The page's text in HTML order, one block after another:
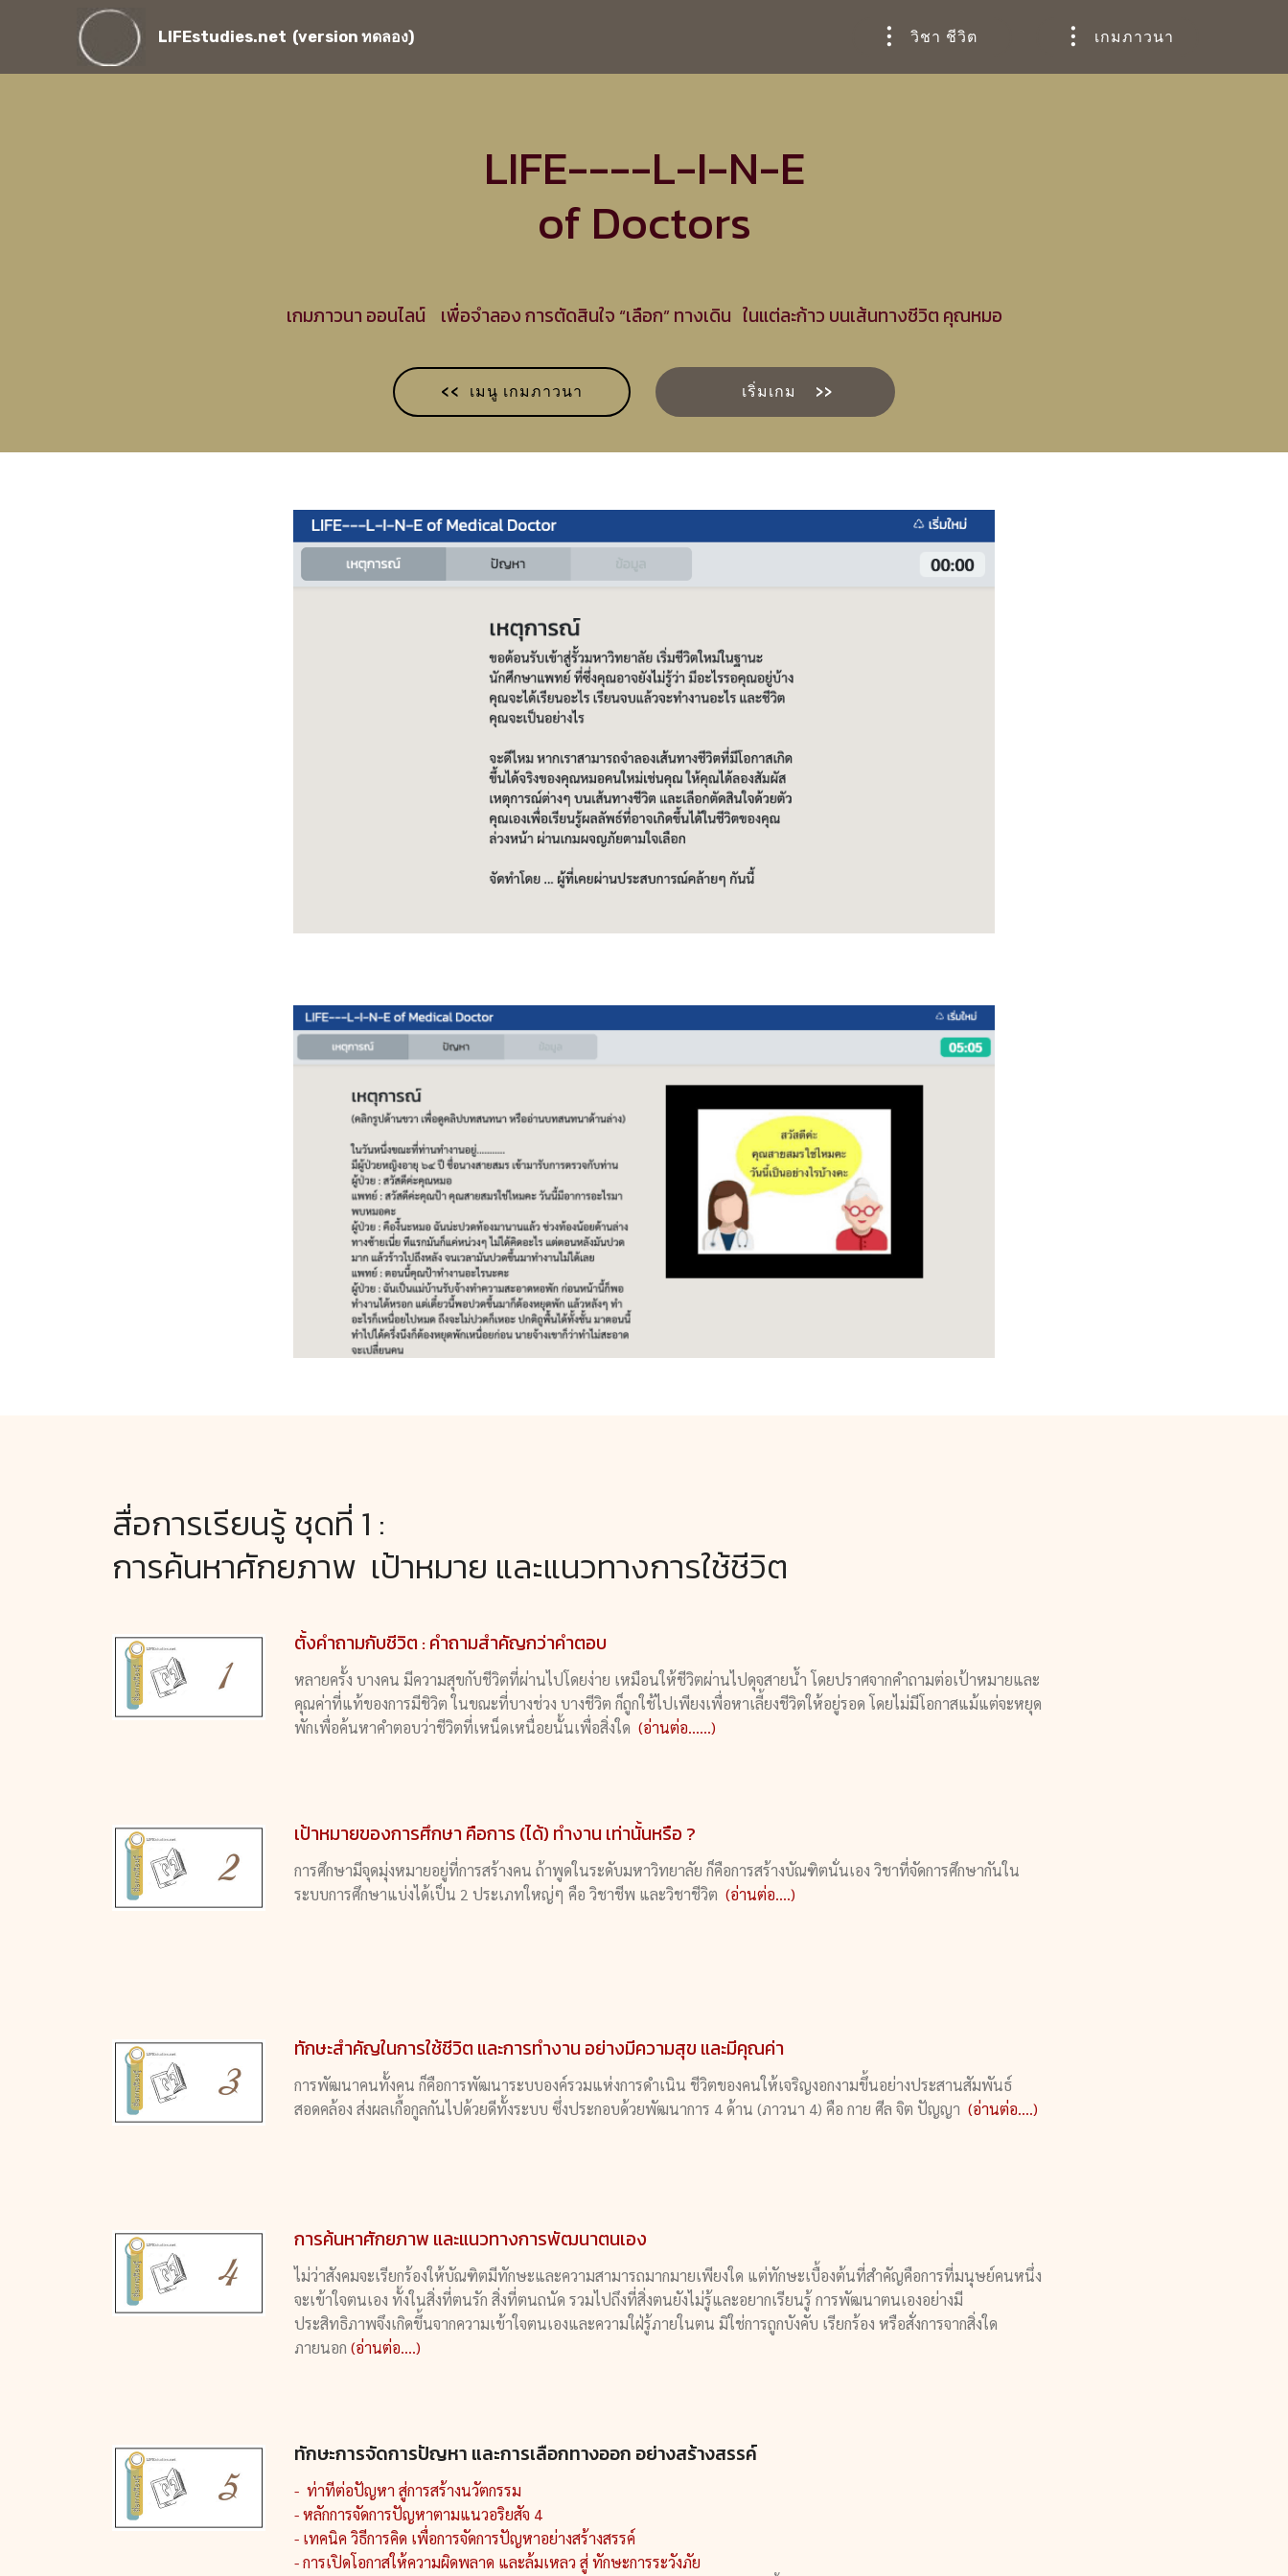
LIFEstudies.net (version ทดลอง) วิชา ชีวิต เกมภาวนา
LIFE----L-I-N-E
of Doctors
เกมภาวนา ออนไลน์ เพื่อจำลอง การตัดสินใจ “เลือก” ทางเดิน ในแต่ละก้าว บนเส้นทางชีวิต คุณหมอ
<< เมนู เกมภาวนา เริ่มเกม >>
สื่อการเรียนรู้ ชุดที่ 1 :
การค้นหาศักยภาพ เป้าหมาย และแนวทางการใช้ชีวิต
ตั้งคำถามกับชีวิต : คำถามสำคัญกว่าคำตอบ
หลายครั้ง บางคน มีความสุขกับชีวิตที่ผ่านไปโดยง่าย เหมือนให้ชีวิตผ่านไปดุจสายน้ำ โดยปราศจากคำถามต่อเป้าหมายและ
คุณค่าที่แท้ของการมีชิวิต ในขณะที่บางช่วง บางชีวิต ก็ถูกใช้ไปเพียงเพื่อหาเลี้ยงชีวิตให้อยู่รอด โดยไม่มีโอกาสแม้แต่จะหยุด
พักเพื่อค้นหาคำตอบว่าชีวิตที่เหน็ดเหนื่อยนั้นเพื่อสิ่งใด (อ่านต่อ......)
เป้าหมายของการศึกษา คือการ (ได้) ทำงาน เท่านั้นหรือ ?
การศึกษามีจุดมุ่งหมายอยู่ที่การสร้างคน ถ้าพูดในระดับมหาวิทยาลัย ก็คือการสร้างบัณฑิตนั่นเอง วิชาที่จัดการศึกษากันใน
ระบบการศึกษาแบ่งได้เป็น 2 ประเภทใหญ่ๆ คือ วิชาชีพ และวิชาชีวิต (อ่านต่อ....)
ทักษะสำคัญในการใช้ชีวิต และการทำงาน อย่างมีความสุข และมีคุณค่า
การพัฒนาคนทั้งคน ก็คือการพัฒนาระบบองค์รวมแห่งการดำเนิน ชีวิตของคนให้เจริญงอกงามขึ้นอย่างประสานสัมพันธ์
สอดคล้อง ส่งผลเกื้อกูลกันไปด้วยดีทั้งระบบ ซึ่งประกอบด้วยพัฒนาการ 4 ด้าน (ภาวนา 4) คือ กาย ศีล จิต ปัญญา (อ่านต่อ....)
การค้นหาศักยภาพ และแนวทางการพัฒนาตนเอง
ไม่ว่าสังคมจะเรียกร้องให้บัณฑิตมีทักษะและความสามารถมากมายเพียงใด แต่ทักษะเบื้องต้นที่สำคัญคือการที่มนุษย์คนหนึ่ง
จะเข้าใจตนเอง ทั้งในสิ่งที่ตนรัก สิ่งที่ตนถนัด รวมไปถึงที่สิ่งตนยังไม่รู้และอยากเรียนรู้ การพัฒนาตนเองอย่างมี
ประสิทธิภาพจึงเกิดขึ้นจากความเข้าใจตนเองและความใฝ่รู้ภายในตน มิใช่การถูกบังคับ เรียกร้อง หรือสั่งการจากสิ่งใด
ภายนอก (อ่านต่อ....)
ทักษะการจัดการปัญหา และการเลือกทางออก อย่างสร้างสรรค์
- ท่าทีต่อปัญหา สู่การสร้างนวัตกรรม
- หลักการจัดการปัญหาตามแนวอริยสัจ 4
- เทคนิค วิธีการคิด เพื่อการจัดการปัญหาอย่างสร้างสรรค์
- การเปิดโอกาสให้ความผิดพลาด และล้มเหลว สู่ ทักษะการระวังภัย